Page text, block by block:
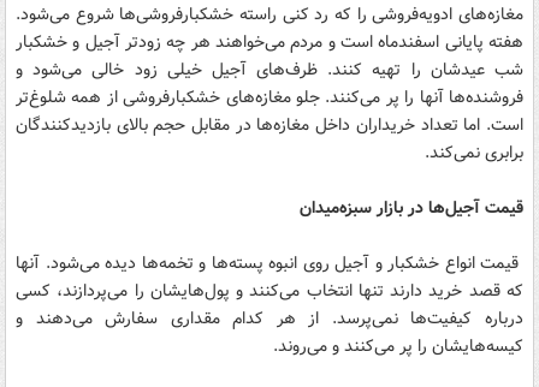
مغازه‌های ادویه‌فروشی را که رد ‌کنی راسته خشکبارفروشی‌ها شروع می‌شود.
هفته پایانی اسفندماه است و مردم می‌خواهند هر چه زودتر آجیل و خشکبار
شب عیدشان را تهیه کنند. ظرف‌های آجیل خیلی زود خالی می‌شود و
فروشنده‌ها آنها را پر می‌کنند. جلو مغازه‌های خشکبارفروشی از همه شلوغ‌تر
است. اما تعداد خریداران داخل مغازه‌ها در مقابل حجم بالای بازدید‌کنندگان
برابری نمی‌کند.
قیمت آجیل‌ها در بازار سبزه‌میدان
قیمت انواع خشکبار و آجیل روی انبوه پسته‌ها و تخمه‌ها دیده می‌شود. آنها
که قصد خرید دارند تنها انتخاب می‌کنند و پول‌هایشان را می‌پردازند، کسی
درباره کیفیت‌ها نمی‌پرسد. از هر کدام مقداری سفارش می‌دهند و
کیسه‌هایشان را پر می‌کنند و می‌روند.